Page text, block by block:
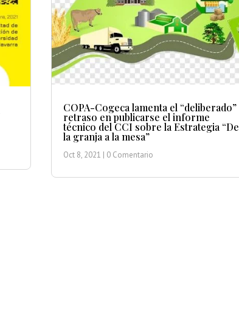
COPA-Cogeca lamenta el “deliberado”
retraso en publicarse el informe
técnico del CCI sobre la Estrategia “De
la granja a la mesa”
Oct 8, 2021 | 0 Comentario